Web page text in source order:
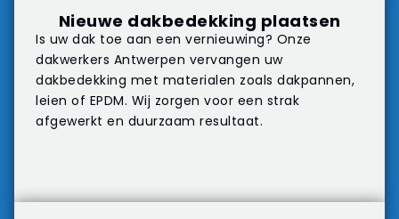
Nieuwe dakbedekking plaatsen
Is uw dak toe aan een vernieuwing? Onze
dakwerkers Antwerpen vervangen uw
dakbedekking met materialen zoals dakpannen,
leien of EPDM. Wij zorgen voor een strak
afgewerkt en duurzaam resultaat.